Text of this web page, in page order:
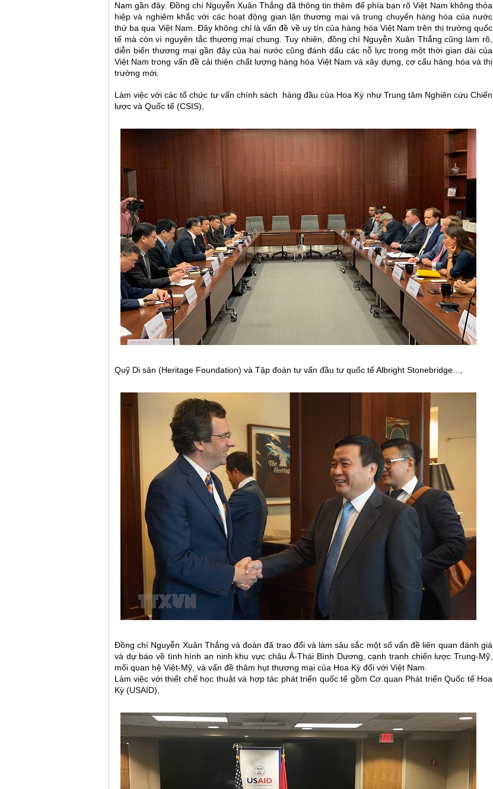
Nam gần đây. Đồng chí Nguyễn Xuân Thắng đã thông tin thêm để phía bạn rõ Việt Nam không thỏa
hiệp và nghiêm khắc với các hoạt động gian lận thương mại và trung chuyển hàng hóa của nước
thứ ba qua Việt Nam.Đây không chỉ là vấn đề về uy tín của hàng hóa Việt Nam trên thị trường quốc
tế mà còn vì nguyên tắc thương mại chung. Tuy nhiên, đồng chí Nguyễn Xuân Thắng cũng làm rõ,
diễn biến thương mại gần đây của hai nước cũng đánh dấu các nỗ lực trong một thời gian dài của
Việt Nam trong vấn đề cải thiện chất lượng hàng hóa Việt Nam và xây dựng, cơ cấu hàng hóa và thị
trường mới.
Làm việc với các tổ chức tư vấn chính sách hàng đầu của Hoa Kỳ như Trung tâm Nghiên cứu Chiến
lược và Quốc tế (CSIS),
Quỹ Di sản (Heritage Foundation) và Tập đoàn tư vấn đầu tư quốc tế Albright Stonebridge...,
Đồng chí Nguyễn Xuân Thắng và đoàn đã trao đổi và làm sâu sắc một số vấn đề liên quan đánh giá
và dự báo về tình hình an ninh khu vực châu Á-Thái Bình Dương, cạnh tranh chiến lược Trung-Mỹ,
mối quan hệ Việt-Mỹ, và vấn đề thâm hụt thương mại của Hoa Kỳ đối với Việt Nam.
Làm việc với thiết chế học thuật và hợp tác phát triển quốc tế gồm Cơ quan Phát triển Quốc tế Hoa
Kỳ (USAID),